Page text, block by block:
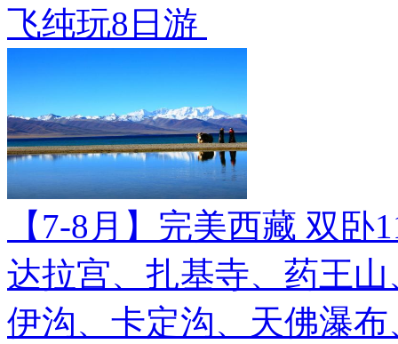
飞纯玩8日游
【7-8月】完美西藏 双
达拉宫、扎基寺、药王
伊沟、卡定沟、天佛瀑布